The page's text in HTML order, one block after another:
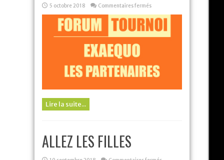
5 octobre 2018 Commentaires ferméssur
PARTENAIRES
Lire la suite...
ALLEZ LES FILLES